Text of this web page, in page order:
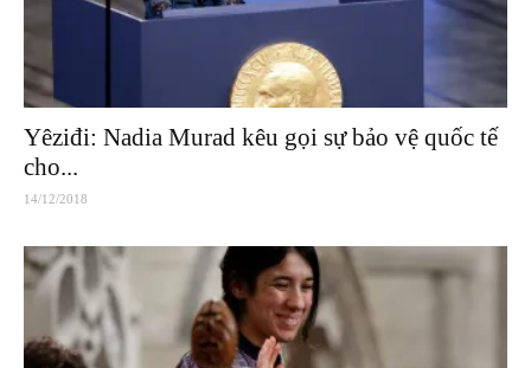
Yêziđi: Nadia Murad kêu gọi sự bảo vệ quốc tế
cho...
14/12/2018